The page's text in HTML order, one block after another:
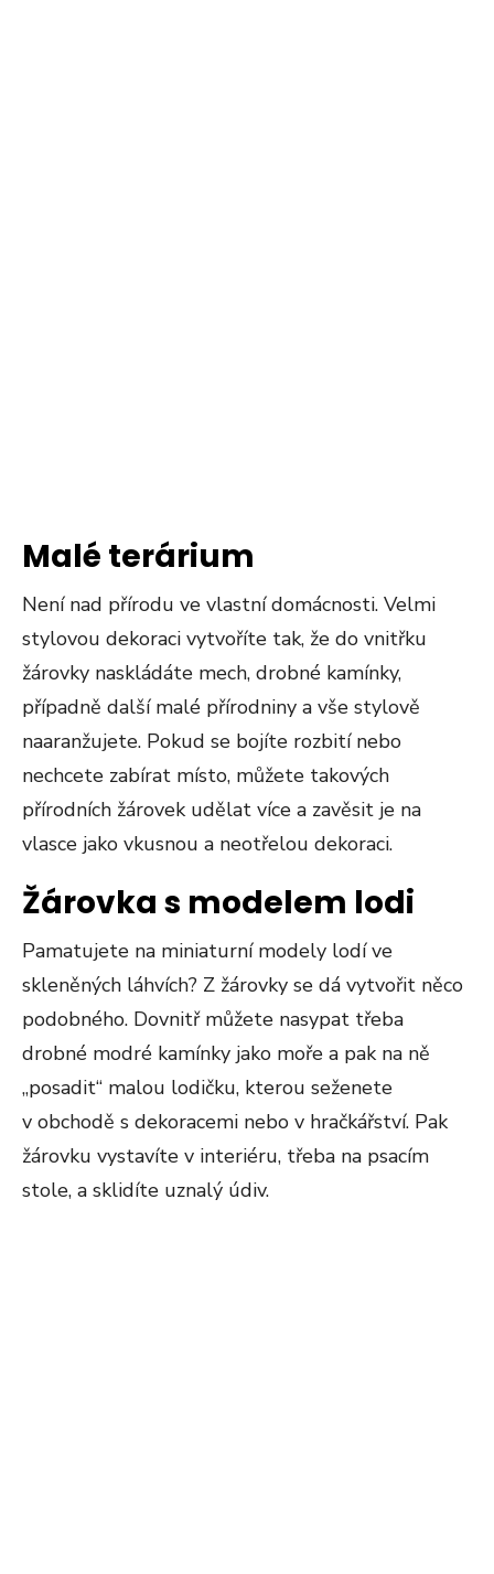
Malé terárium
Není nad přírodu ve vlastní domácnosti. Velmi
stylovou dekoraci vytvoříte tak, že do vnitřku
žárovky naskládáte mech, drobné kamínky,
případně další malé přírodniny a vše stylově
naaranžujete. Pokud se bojíte rozbití nebo
nechcete zabírat místo, můžete takových
přírodních žárovek udělat více a zavěsit je na
vlasce jako vkusnou a neotřelou dekoraci.
Žárovka s modelem lodi
Pamatujete na miniaturní modely lodí ve
skleněných láhvích? Z žárovky se dá vytvořit něco
podobného. Dovnitř můžete nasypat třeba
drobné modré kamínky jako moře a pak na ně
„posadit“ malou lodičku, kterou seženete
v obchodě s dekoracemi nebo v hračkářství. Pak
žárovku vystavíte v interiéru, třeba na psacím
stole, a sklidíte uznalý údiv.